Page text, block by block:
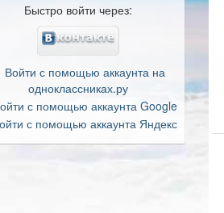
Быстро войти через: